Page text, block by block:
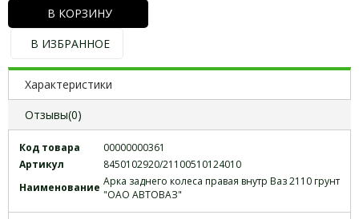
В КОРЗИНУ
В ИЗБРАННОЕ
Характеристики
Отзывы(0)
Код товара
00000000361
Артикул
8450102920/21100510124010
Наименование Арка заднего колеса правая внутр Ваз 2110 грунт
"ОАО АВТОВАЗ"